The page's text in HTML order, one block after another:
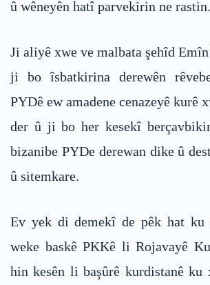
û wêneyên hatî parvekirin ne rastin.
Ji aliyê xwe ve malbata şehîd
ji bo îsbatkirina derewên
PYDê ew amadene cenazeyê kurê
der û ji bo her kesekî
bizanibe PYDe derewan dike û
û sitemkare.
Ev yek di demekî de pêk hat ku
weke baskê PKKê li Rojavayê
hin kesên li başûrê kurdistanê